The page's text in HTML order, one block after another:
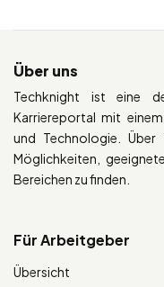
Über uns
Techknight ist eine
Karriereportal mit
und Technologie. Über
Möglichkeiten,
Bereichen zu finden.
Für Arbeitgeber
Übersicht